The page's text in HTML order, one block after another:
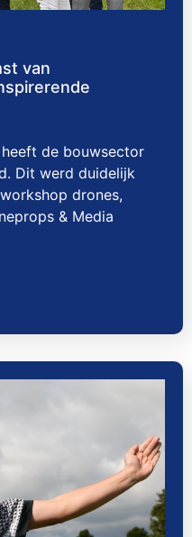
van
de bouwsector
Dit werd duidelijk
drones,
& Media